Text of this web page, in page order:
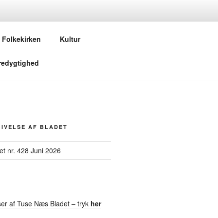
Folkekirken Kultur
AF BLADET
nr. 428 Juni 2026
af Tuse Næs Bladet – tryk her